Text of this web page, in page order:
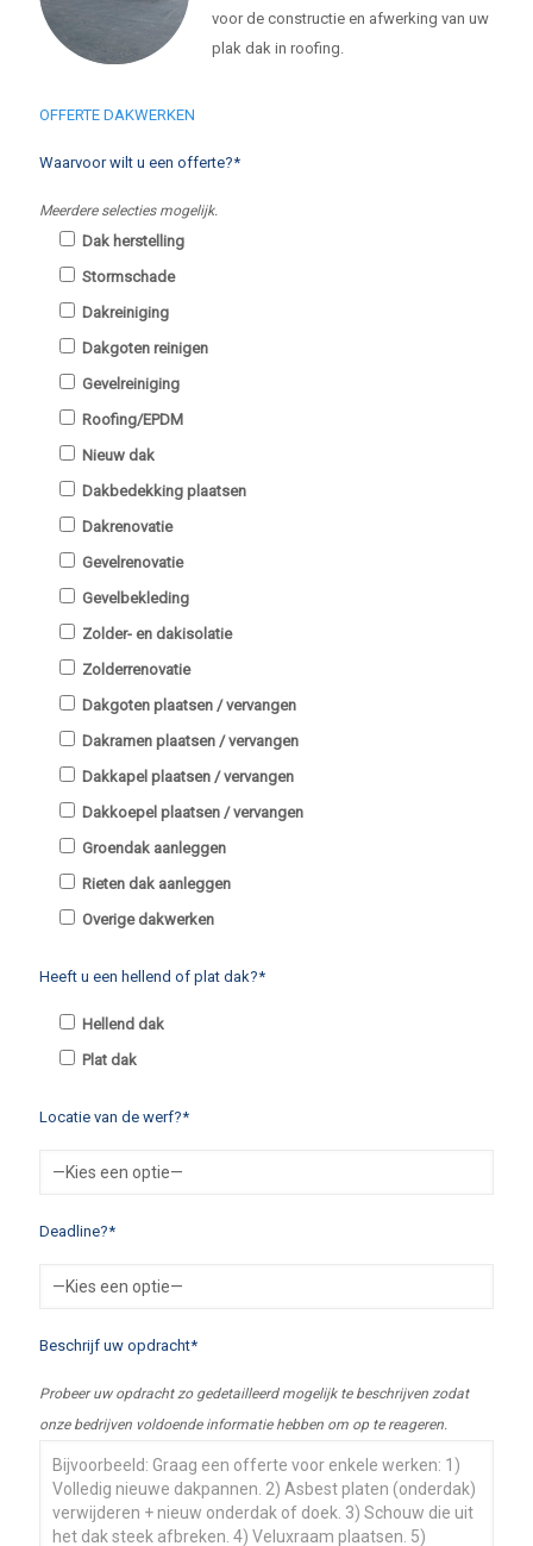
voor de constructie en afwerking van uw
plak dak in roofing.
OFFERTE DAKWERKEN
Waarvoor wilt u een offerte?*
Meerdere selecties mogelijk.
Dak herstelling
Stormschade
Dakreiniging
Dakgoten reinigen
Gevelreiniging
Roofing/EPDM
Nieuw dak
Dakbedekking plaatsen
Dakrenovatie
Gevelrenovatie
Gevelbekleding
Zolder- en dakisolatie
Zolderrenovatie
Dakgoten plaatsen / vervangen
Dakramen plaatsen / vervangen
Dakkapel plaatsen / vervangen
Dakkoepel plaatsen / vervangen
Groendak aanleggen
Rieten dak aanleggen
Overige dakwerken
Heeft u een hellend of plat dak?*
Hellend dak
Plat dak
Locatie van de werf?*
Deadline?*
Beschrijf uw opdracht*
Probeer uw opdracht zo gedetailleerd mogelijk te beschrijven zodat
onze bedrijven voldoende informatie hebben om op te reageren.